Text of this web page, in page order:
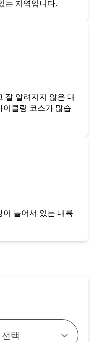
는 지역입니다.
잘 알려지지 않은 대
이클링 코스가 많습
늘어서 있는 내륙
택